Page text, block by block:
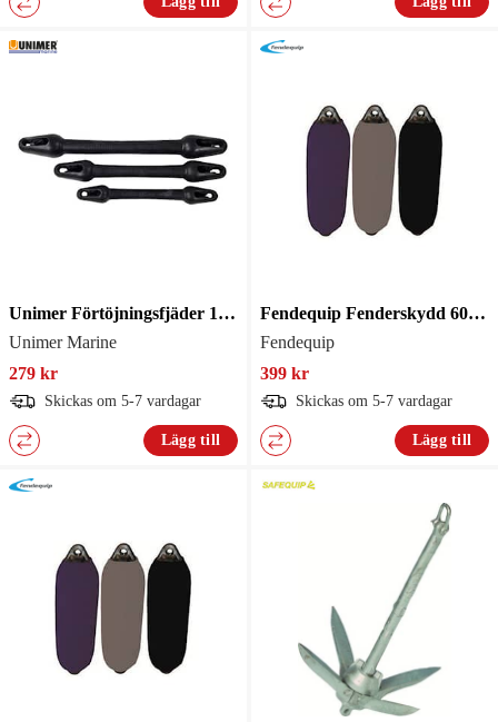
Unimer Förtöjningsfjäder 10-12mm
Unimer Marine
279 kr
Skickas om 5-7 vardagar
Lägg till
Fendequip Fenderskydd 60X15cm Marin 2St
Fendequip
399 kr
Skickas om 5-7 vardagar
Lägg till